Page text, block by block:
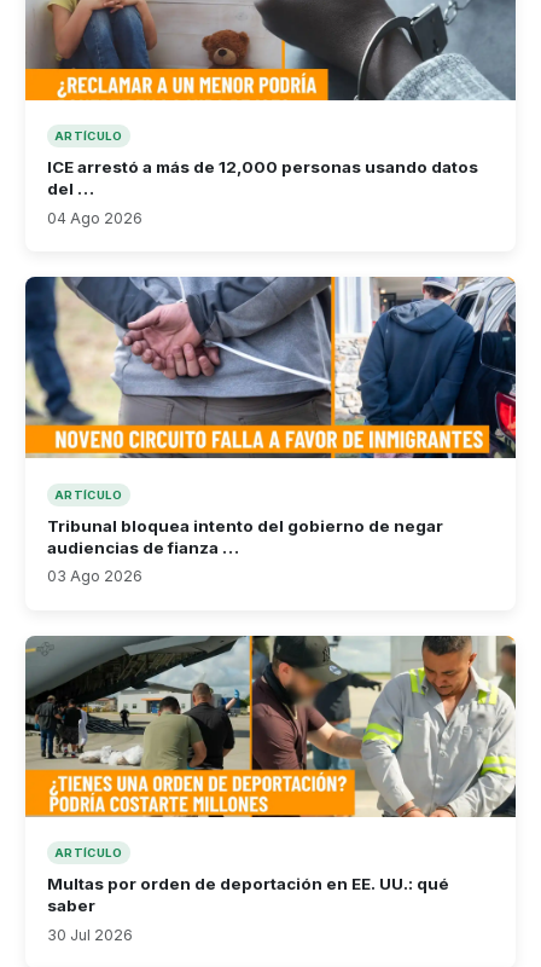
ARTÍCULO
ICE arrestó a más de 12,000 personas usando datos
del …
04 Ago 2026
ARTÍCULO
Tribunal bloquea intento del gobierno de negar
audiencias de fianza …
03 Ago 2026
ARTÍCULO
Multas por orden de deportación en EE. UU.: qué
saber
30 Jul 2026